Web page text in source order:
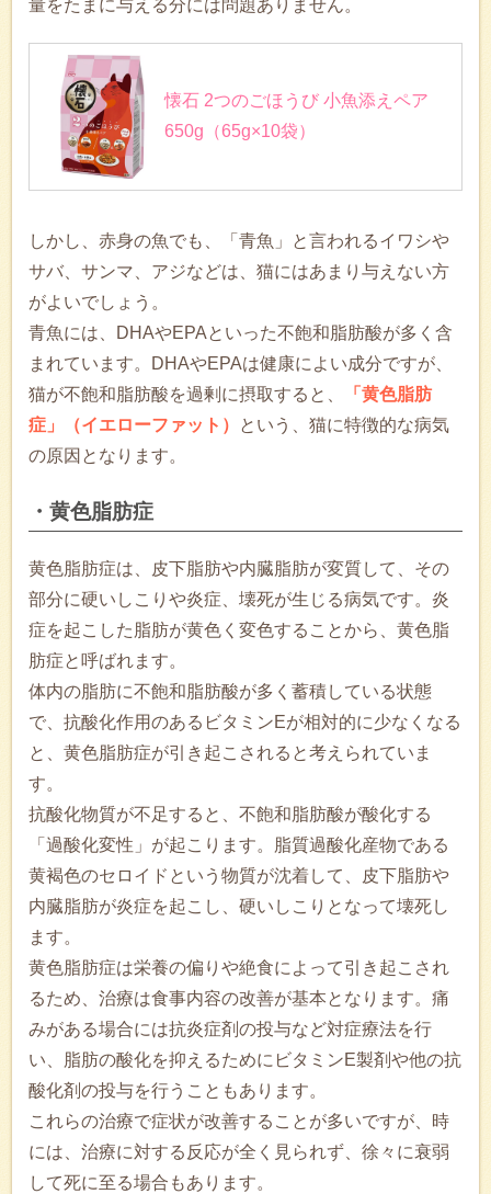
量をたまに与える分には問題ありません。
懐石 2つのごほうび 小魚添えペア
650g（65g×10袋）
しかし、赤身の魚でも、「青魚」と言われるイワシや
サバ、サンマ、アジなどは、猫にはあまり与えない方
がよいでしょう。
青魚には、DHAやEPAといった不飽和脂肪酸が多く含
まれています。DHAやEPAは健康によい成分ですが、
猫が不飽和脂肪酸を過剰に摂取すると、
「黄色脂肪
症」（イエローファット）
という、猫に特徴的な病気
の原因となります。
・黄色脂肪症
黄色脂肪症は、皮下脂肪や内臓脂肪が変質して、その
部分に硬いしこりや炎症、壊死が生じる病気です。炎
症を起こした脂肪が黄色く変色することから、黄色脂
肪症と呼ばれます。
体内の脂肪に不飽和脂肪酸が多く蓄積している状態
で、抗酸化作用のあるビタミンEが相対的に少なくなる
と、黄色脂肪症が引き起こされると考えられていま
す。
抗酸化物質が不足すると、不飽和脂肪酸が酸化する
「過酸化変性」が起こります。脂質過酸化産物である
黄褐色のセロイドという物質が沈着して、皮下脂肪や
内臓脂肪が炎症を起こし、硬いしこりとなって壊死し
ます。
黄色脂肪症は栄養の偏りや絶食によって引き起こされ
るため、治療は食事内容の改善が基本となります。痛
みがある場合には抗炎症剤の投与など対症療法を行
い、脂肪の酸化を抑えるためにビタミンE製剤や他の抗
酸化剤の投与を行うこともあります。
これらの治療で症状が改善することが多いですが、時
には、治療に対する反応が全く見られず、徐々に衰弱
して死に至る場合もあります。